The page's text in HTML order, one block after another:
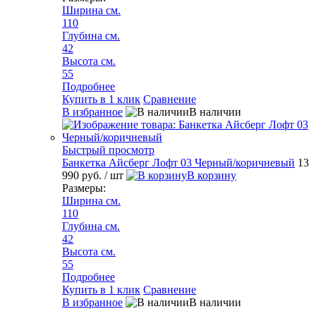
Ширина см.
110
Глубина см.
42
Высота см.
55
Подробнее
Купить в 1 клик Сравнение
В избранное
В наличии
Быстрый просмотр
Банкетка Айсберг Лофт 03 Черный/коричневый 13
990 руб. / шт
В корзину
Размеры:
Ширина см.
110
Глубина см.
42
Высота см.
55
Подробнее
Купить в 1 клик Сравнение
В избранное
В наличии